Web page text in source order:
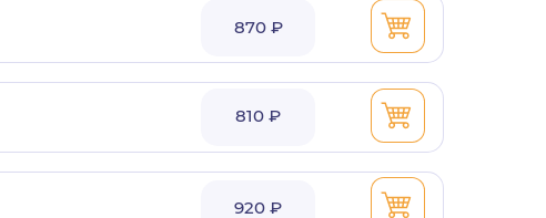
870 ₽
810 ₽
920 ₽